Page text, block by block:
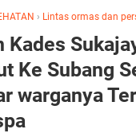
› Lintas ormas dan
Kades
Ke Subang
warganya